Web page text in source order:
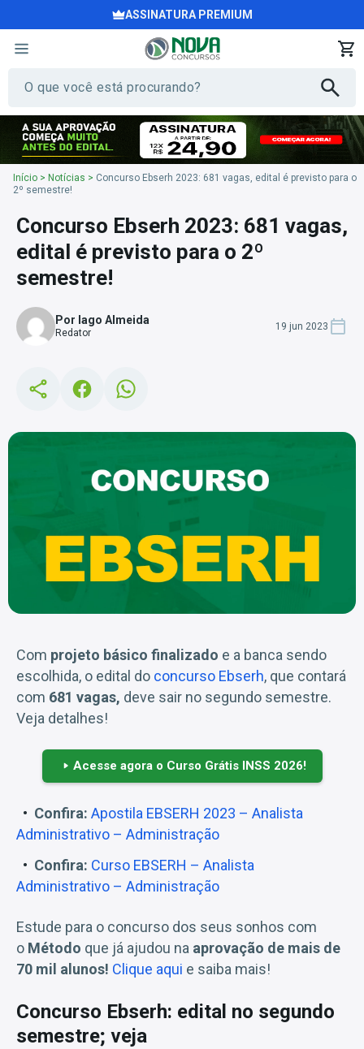
ASSINATURA PREMIUM
Início > Notícias > Concurso Ebserh 2023: 681 vagas, edital é previsto para o
2º semestre!
Concurso Ebserh 2023: 681 vagas,
edital é previsto para o 2º
semestre!
Por Iago Almeida
Redator
19 jun 2023
Com projeto básico finalizado e a banca sendo
escolhida, o edital do concurso Ebserh, que contará
com 681 vagas, deve sair no segundo semestre.
Veja detalhes!
Acesse agora o Curso Grátis INSS 2026!
Confira: Apostila EBSERH 2023 – Analista
Administrativo – Administração
Confira: Curso EBSERH – Analista
Administrativo – Administração
Estude para o concurso dos seus sonhos com
o Método que já ajudou na aprovação de mais de
70 mil alunos! Clique aqui e saiba mais!
Concurso Ebserh: edital no segundo
semestre; veja